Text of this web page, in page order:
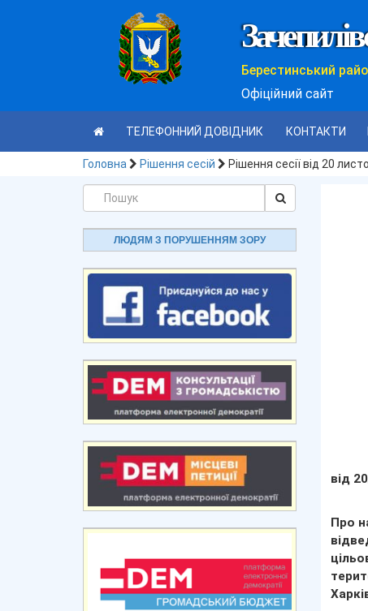
Берестинський
Офіційний сайт
ТЕЛЕФОННИЙ ДОВІДНИК КОНТАКТИ
Головна Рішення сесій Рішення сесії від 20
ЛЮДЯМ З ПОРУШЕННЯМ ЗОРУ
від
Про